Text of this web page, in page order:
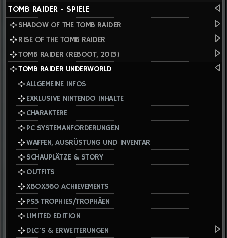
TOMB RAIDER - SPIELE
SHADOW OF THE TOMB RAIDER
RISE OF THE TOMB RAIDER
TOMB RAIDER (REBOOT, 2013)
TOMB RAIDER UNDERWORLD
ALLGEMEINE INFOS
EXKLUSIVE NINTENDO INHALTE
CHARAKTERE
PC SYSTEMANFORDERUNGEN
WAFFEN, AUSRÜSTUNG UND INVENTAR
SCHAUPLÄTZE & STORY
OUTFITS
XBOX360 ACHIEVEMENTS
PS3 TROPHIES/TROPHÄEN
LIMITED EDITION
DLC'S & ERWEITERUNGEN